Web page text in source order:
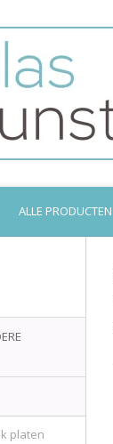
ALLE PRODUCTEN
platen